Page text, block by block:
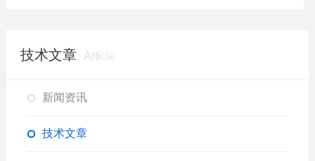
技术文章 Article
新闻资讯
技术文章